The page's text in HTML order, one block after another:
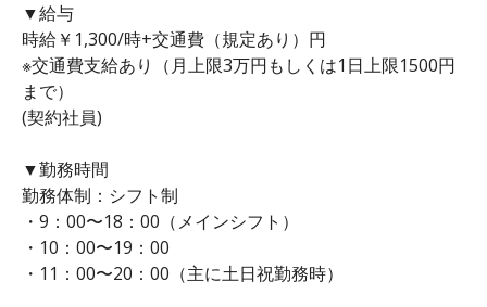
▼給与
時給￥1,300/時+交通費（規定あり）円
※交通費支給あり（月上限3万円もしくは1日上限1500円
まで）
(契約社員)
▼勤務時間
勤務体制：シフト制
・9：00〜18：00（メインシフト）
・10：00〜19：00
・11：00〜20：00（主に土日祝勤務時）